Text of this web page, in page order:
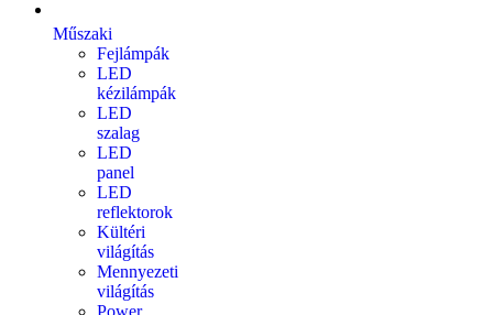
Műszaki
Fejlámpák
LED
kézilámpák
LED
szalag
LED
panel
LED
reflektorok
Kültéri
világítás
Mennyezeti
világítás
Power